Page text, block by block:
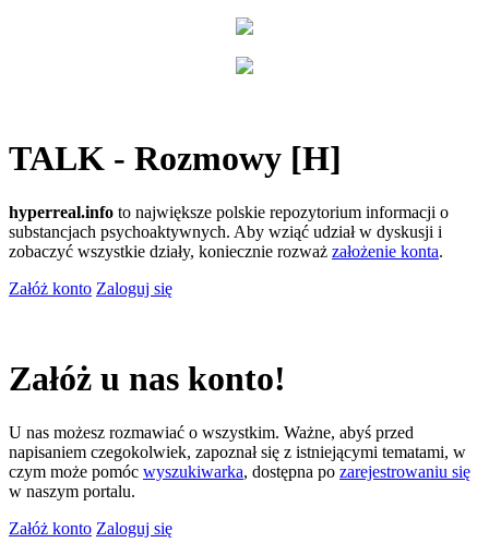
TALK - Rozmowy [H]
hyperreal.info to największe polskie repozytorium informacji o
substancjach psychoaktywnych. Aby wziąć udział w dyskusji i
zobaczyć wszystkie działy, koniecznie rozważ założenie konta.
Załóż konto Zaloguj się
Załóż u nas konto!
U nas możesz rozmawiać o wszystkim. Ważne, abyś przed
napisaniem czegokolwiek, zapoznał się z istniejącymi tematami, w
czym może pomóc wyszukiwarka, dostępna po zarejestrowaniu się
w naszym portalu.
Załóż konto Zaloguj się